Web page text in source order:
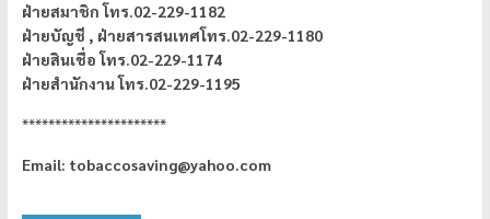
ฝ่ายสมาชิก โทร.02-229-1182
ฝ่ายบัญชี , ฝ่ายสารสนเทศโทร.02-229-1180
ฝ่ายสินเชื่อ โทร.02-229-1174
ฝ่ายสำนักงาน โทร.02-229-1195
**********************
Email: tobaccosaving@yahoo.com